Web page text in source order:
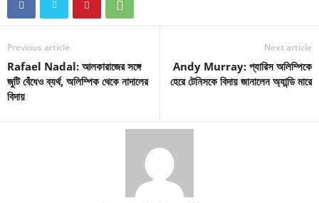
Previous article
Rafael Nadal: আলকারাজের সঙ্গে
জুটি বেঁধেও ব্যর্থ, অলিম্পিক থেকে নাদালের
বিদায়
Next article
Andy Murray: প্যারিস অলিম্পিকে
হেরে টেনিসকে বিদায় জানালেন অ্যান্ডি মারে